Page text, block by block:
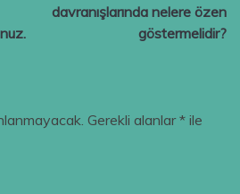
davranışlarında nelere özen
göstermelidir?
Gerekli alanlar* ile